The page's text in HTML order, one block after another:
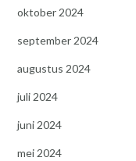
oktober 2024
september 2024
augustus 2024
juli 2024
juni 2024
mei 2024